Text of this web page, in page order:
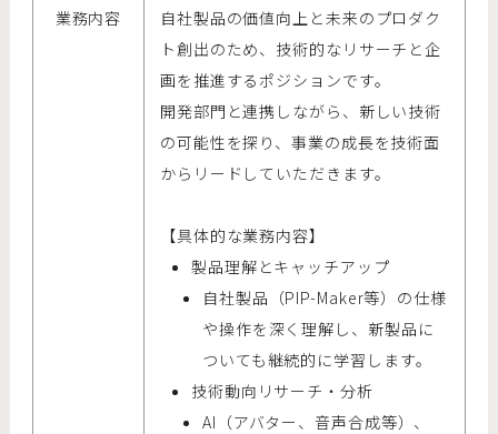
業務内容
自社製品の価値向上と未来のプロダク
ト創出のため、技術的なリサーチと企
画を推進するポジションです。
開発部門と連携しながら、新しい技術
の可能性を探り、事業の成長を技術面
からリードしていただきます。
【具体的な業務内容】
製品理解とキャッチアップ
自社製品（PIP-Maker等）の仕様
や操作を深く理解し、新製品に
ついても継続的に学習します。
技術動向リサーチ・分析
AI（アバター、音声合成等）、